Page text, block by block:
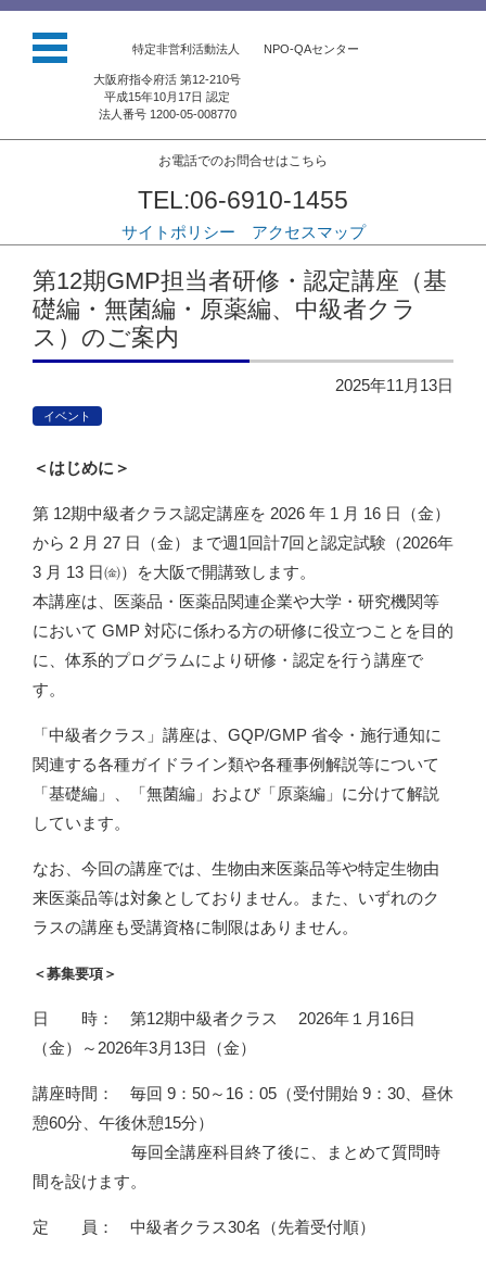
特定非営利活動法人 NPO-QAセンター
大阪府指令府活 第12-210号
平成15年10月17日 認定
法人番号 1200-05-008770
お電話でのお問合せはこちら
TEL:06-6910-1455
サイトポリシー アクセスマップ
コンテンツに移動
第12期GMP担当者研修・認定講座（基
礎編・無菌編・原薬編、中級者クラ
ス）のご案内
2025年11月13日
イベント
＜はじめに＞
第 12期中級者クラス認定講座を 2026 年 1 月 16 日（金）
から 2 月 27 日（金）まで週1回計7回と認定試験（2026年
3 月 13 日㈮）を大阪で開講致します。
本講座は、医薬品・医薬品関連企業や大学・研究機関等
において GMP 対応に係わる方の研修に役立つことを目的
に、体系的プログラムにより研修・認定を行う講座で
す。
「中級者クラス」講座は、GQP/GMP 省令・施行通知に
関連する各種ガイドライン類や各種事例解説等について
「基礎編」、「無菌編」および「原薬編」に分けて解説
しています。
なお、今回の講座では、生物由来医薬品等や特定生物由
来医薬品等は対象としておりません。また、いずれのク
ラスの講座も受講資格に制限はありません。
＜募集要項＞
日 時： 第12期中級者クラス 2026年１月16日
（金）～2026年3月13日（金）
講座時間： 毎回 9：50～16：05（受付開始 9：30、昼休
憩60分、午後休憩15分）
毎回全講座科目終了後に、まとめて質問時
間を設けます。
定 員： 中級者クラス30名（先着受付順）